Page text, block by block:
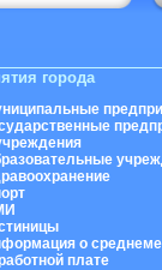
города
о
плате